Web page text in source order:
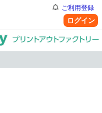
ご利用登録
ログイン